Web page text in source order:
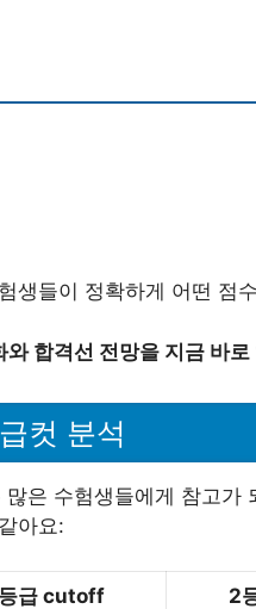
생들이 정확하게 어떤 점
합격선 전망을 지금 바로
컷 분석
은 수험생들에게 참고
아요:
급 cutoff 2